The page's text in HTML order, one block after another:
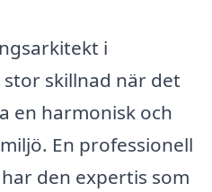
i
skillnad när det
en harmonisk och
En professionell
den expertis som